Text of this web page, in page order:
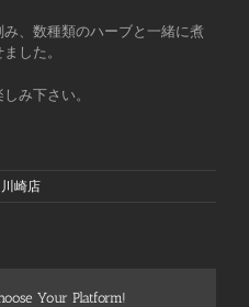
、数種類のハーブと一緒に煮
した。
み下さい。
川崎店
Your Platform!